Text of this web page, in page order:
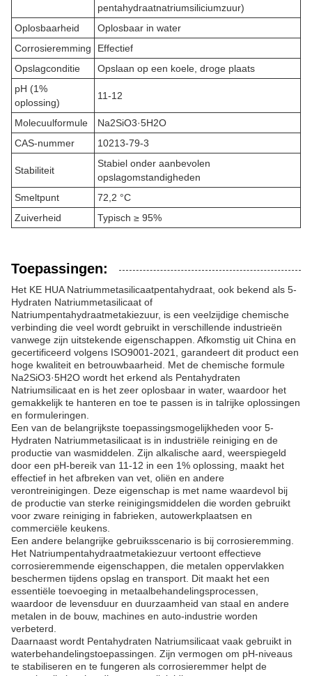
pentahydraatnatriumsiliciumzuur)
Oplosbaarheid
Oplosbaar in water
Corrosieremming
Effectief
Opslagconditie
Opslaan op een koele, droge plaats
pH (1%
oplossing)
11-12
Molecuulformule
Na2SiO3·5H2O
CAS-nummer
10213-79-3
Stabiliteit
Stabiel onder aanbevolen
opslagomstandigheden
Smeltpunt
72,2 °C
Zuiverheid
Typisch ≥ 95%
Toepassingen:
Het KE HUA Natriummetasilicaatpentahydraat, ook bekend als 5-
Hydraten Natriummetasilicaat of
Natriumpentahydraatmetakiezuur, is een veelzijdige chemische
verbinding die veel wordt gebruikt in verschillende industrieën
vanwege zijn uitstekende eigenschappen. Afkomstig uit China en
gecertificeerd volgens ISO9001-2021, garandeert dit product een
hoge kwaliteit en betrouwbaarheid. Met de chemische formule
Na2SiO3·5H2O wordt het erkend als Pentahydraten
Natriumsilicaat en is het zeer oplosbaar in water, waardoor het
gemakkelijk te hanteren en toe te passen is in talrijke oplossingen
en formuleringen.
Een van de belangrijkste toepassingsmogelijkheden voor 5-
Hydraten Natriummetasilicaat is in industriële reiniging en de
productie van wasmiddelen. Zijn alkalische aard, weerspiegeld
door een pH-bereik van 11-12 in een 1% oplossing, maakt het
effectief in het afbreken van vet, oliën en andere
verontreinigingen. Deze eigenschap is met name waardevol bij
de productie van sterke reinigingsmiddelen die worden gebruikt
voor zware reiniging in fabrieken, autowerkplaatsen en
commerciële keukens.
Een andere belangrijke gebruiksscenario is bij corrosieremming.
Het Natriumpentahydraatmetakiezuur vertoont effectieve
corrosieremmende eigenschappen, die metalen oppervlakken
beschermen tijdens opslag en transport. Dit maakt het een
essentiële toevoeging in metaalbehandelingsprocessen,
waardoor de levensduur en duurzaamheid van staal en andere
metalen in de bouw, machines en auto-industrie worden
verbeterd.
Daarnaast wordt Pentahydraten Natriumsilicaat vaak gebruikt in
waterbehandelingstoepassingen. Zijn vermogen om pH-niveaus
te stabiliseren en te fungeren als corrosieremmer helpt de